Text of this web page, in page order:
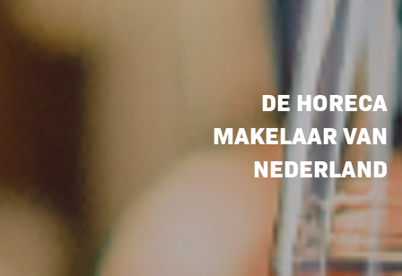
DE HORECA
MAKELAAR VAN
NEDERLAND